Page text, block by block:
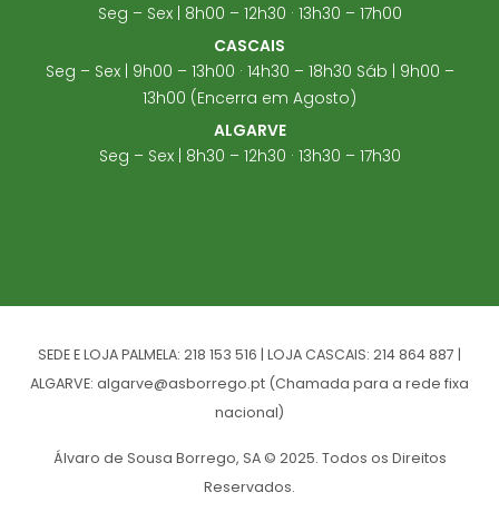
Seg – Sex | 8h00 – 12h30 · 13h30 – 17h00
CASCAIS
Seg – Sex | 9h00 – 13h00 · 14h30 – 18h30 Sáb | 9h00 –
13h00 (Encerra em Agosto)
ALGARVE
Seg – Sex | 8h30 – 12h30 · 13h30 – 17h30
SEDE E LOJA PALMELA: 218 153 516 | LOJA CASCAIS: 214 864 887 |
ALGARVE: algarve@asborrego.pt (Chamada para a rede fixa
nacional)
Álvaro de Sousa Borrego, SA © 2025. Todos os Direitos
Reservados.